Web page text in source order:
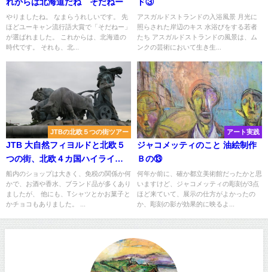
やりましたね。 なまらうれしいです。 先
ほどユーキャン流行語大賞で「そだねー」
が選ばれました。 これからは、北海道の
時代です。 それも、北...
アスガルドストランドの入浴風景 月光に
照らされた岸辺のキス 水浴びをする若者
たち アスガルドストランドの風景は、ム
ンクの芸術において生き生...
JTBの北欧５つの街ツアー
JTB 大自然フィヨルドと北欧５
つの街、北欧４カ国ハイライト8
⑦
船内のショップは大きく、免税の関係か何
かで、お酒や香水、ブランド品が多くあり
ましたが、 他にも、Tシャツとかお菓子と
かチョコもありました。 ...
アート実践
ジャコメッティのこと 油絵制作
Ｂの⑬
何年か前に、確か都立美術館だったかと思
いますけど、ジャコメッティの彫刻が3点
ほど来ていて、展示の仕方がよかったの
か、彫刻の影が効果的に映るよ...